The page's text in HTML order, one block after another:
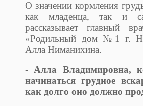
О значении кормления
как младенца, так и
рассказывает главный
«Родильный дом №1 г.
Алла Ниманихина.
- Алла Владимировна,
начинаться грудное
как долго оно должно